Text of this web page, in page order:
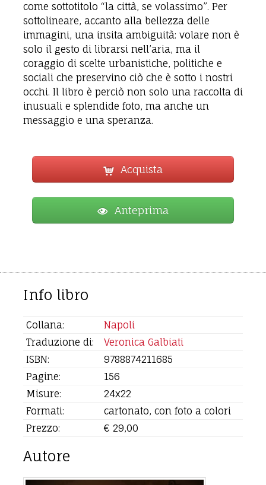
come sottotitolo “la città, se volassimo”. Per
sottolineare, accanto alla bellezza delle
immagini, una insita ambiguità: volare non è
solo il gesto di librarsi nell’aria, ma il
coraggio di scelte urbanistiche, politiche e
sociali che preservino ciò che è sotto i nostri
occhi. Il libro è perciò non solo una raccolta di
inusuali e splendide foto, ma anche un
messaggio e una speranza.
Acquista
Anteprima
Info libro
Collana:
Napoli
Traduzione di:
Veronica Galbiati
ISBN:
9788874211685
Pagine:
156
Misure:
24x22
Formati:
cartonato, con foto a colori
Prezzo:
€ 29,00
Autore